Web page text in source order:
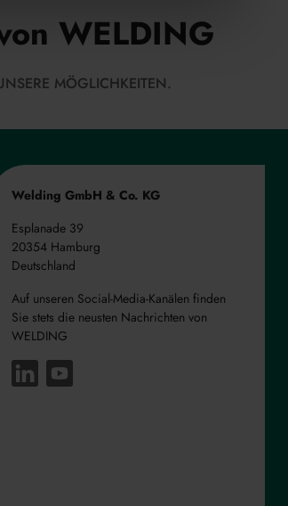
WELDING
MÖGLICHKEITEN.
Welding GmbH & Co. KG
Esplanade 39
20354 Hamburg
Deutschland
Auf unseren Social-Media-Kanälen finden
Sie stets die neusten Nachrichten von
WELDING